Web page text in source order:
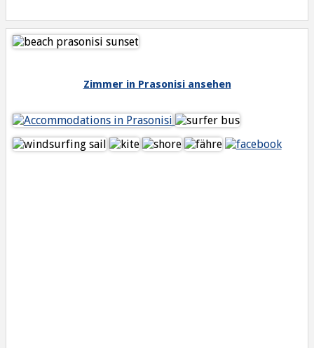
Zimmer in Prasonisi ansehen